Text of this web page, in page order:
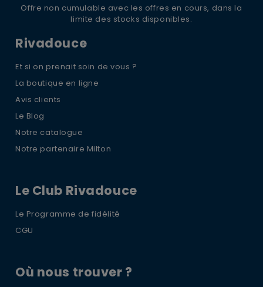
Offre non cumulable avec les offres en cours, dans la
limite des stocks disponibles.
Rivadouce
Et si on prenait soin de vous ?
La boutique en ligne
Avis clients
Le Blog
Notre catalogue
Notre partenaire Milton
Le Club Rivadouce
Le Programme de fidélité
CGU
Où nous trouver ?